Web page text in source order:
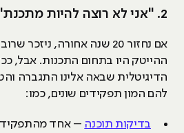
2. "אני לא רוצה להיות מתכנת"
אם נחזור 20 שנה אחורה,
ההייטק היו בתחום התכנות. אבל,
הדיגיטלית שבאה אלינו התגברה
להם המון תפקידים שונים, כמו:
בדיקות תוכנה – אחד